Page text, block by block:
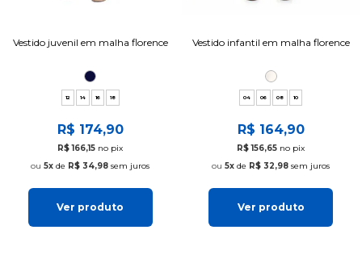
Vestido juvenil em malha florence
12 14 16 18
R$ 174,90
R$ 166,15 no pix
5x de R$ 34,98 sem juros
Ver produto
Vestido infantil em malha florence
04 06 08 10
R$ 164,90
R$ 156,65 no pix
5x de R$ 32,98 sem juros
Ver produto